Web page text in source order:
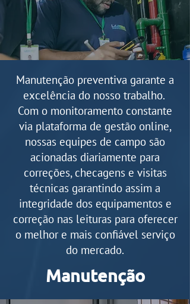
Manutenção preventiva garante a
excelência do nosso trabalho.
Com o monitoramento constante
via plataforma de gestão online,
nossas equipes de campo são
acionadas diariamente para
correções, checagens e visitas
técnicas garantindo assim a
integridade dos equipamentos e
correção nas leituras para oferecer
o melhor e mais confiável serviço
do mercado.
Manutenção